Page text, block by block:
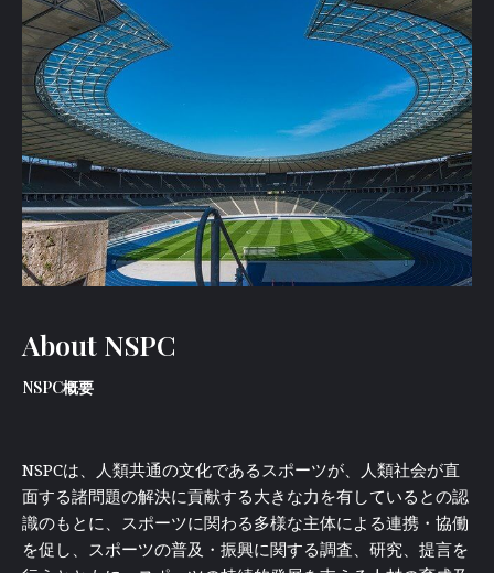
About NSPC
NSPC概要
NSPCは、人類共通の文化であるスポーツが、人類社会が直
面する諸問題の解決に貢献する大きな力を有しているとの認
識のもとに、スポーツに関わる多様な主体による連携・協働
を促し、スポーツの普及・振興に関する調査、研究、提言を